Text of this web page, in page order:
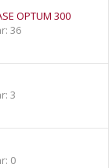
OPTUM 300
36
3
0